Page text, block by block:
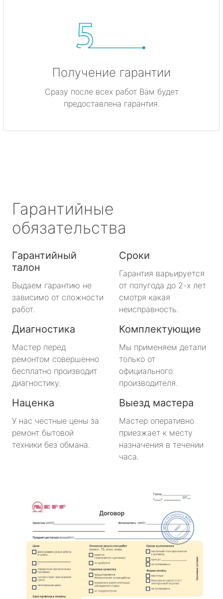
Получение гарантии
Сразу после всех работ Вам будет
предоставлена гарантия.
Гарантийные
обязательства
Гарантийный
талон
Выдаем гарантию не
зависимо от сложности
работ.
Сроки
Гарантия варьируется
от полугода до 2-х лет
смотря какая
неисправность.
Диагностика
Мастер перед
ремонтом совершенно
бесплатно производит
диагностику.
Комплектующие
Мы применяем детали
только от
официального
производителя.
Наценка
У нас честные цены за
ремонт бытовой
техники без обмана.
Выезд мастера
Мастер оперативно
приезжает к месту
назначения в течении
часа.